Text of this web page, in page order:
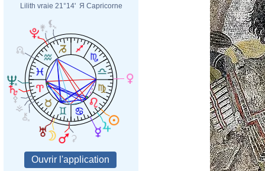
Lilith vraie 21°14' Я Capricorne